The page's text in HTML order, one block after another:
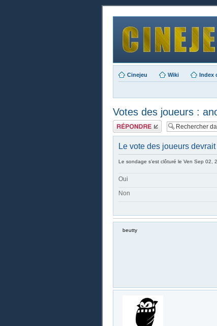
Cinejeu Wiki Index
Votes des joueurs :
Publier une
réponse
Le vote des joueurs
Le sondage s’est clôturé le Ven Sep 02,
Oui
Non
beutty